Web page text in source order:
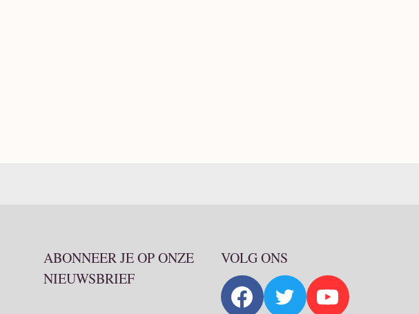
ABONNEER JE OP ONZE
NIEUWSBRIEF
VOLG ONS